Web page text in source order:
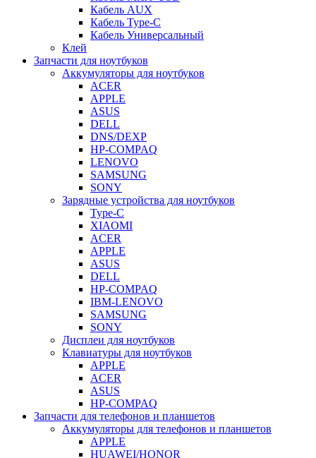
Кабель AUX
Кабель Type-C
Кабель Универсальный
Клей
Запчасти для ноутбуков
Аккумуляторы для ноутбуков
ACER
APPLE
ASUS
DELL
DNS/DEXP
HP-COMPAQ
LENOVO
SAMSUNG
SONY
Зарядные устройства для ноутбуков
Type-C
XIAOMI
ACER
APPLE
ASUS
DELL
HP-COMPAQ
IBM-LENOVO
SAMSUNG
SONY
Дисплеи для ноутбуков
Клавиатуры для ноутбуков
APPLE
ACER
ASUS
HP-COMPAQ
Запчасти для телефонов и планшетов
Аккумуляторы для телефонов и планшетов
APPLE
HUAWEI/HONOR